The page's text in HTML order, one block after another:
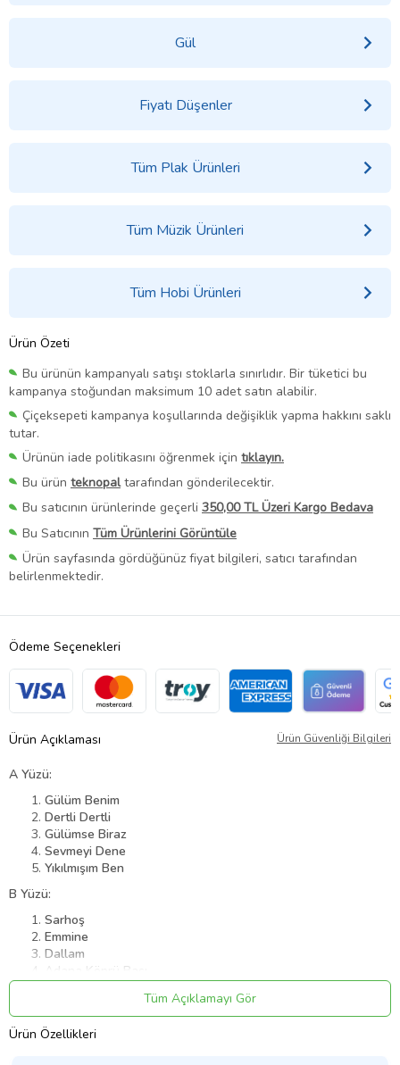
Gül
Fiyatı Düşenler
Tüm Plak Ürünleri
Tüm Müzik Ürünleri
Tüm Hobi Ürünleri
Ürün Özeti
Bu ürünün kampanyalı satışı stoklarla sınırlıdır. Bir tüketici bu
kampanya stoğundan maksimum 10 adet satın alabilir.
Çiçeksepeti kampanya koşullarında değişiklik yapma hakkını saklı
tutar.
Ürünün iade politikasını öğrenmek için tıklayın.
Bu ürün teknopaltarafından gönderilecektir.
Bu satıcının ürünlerinde geçerli 350,00 TL Üzeri Kargo Bedava
Bu Satıcının Tüm Ürünlerini Görüntüle
Ürün sayfasında gördüğünüz fiyat bilgileri, satıcı tarafından
belirlenmektedir.
Ödeme Seçenekleri
Ürün Açıklaması Ürün Güvenliği Bilgileri
A Yüzü:
Gülüm Benim
Dertli Dertli
Gülümse Biraz
Sevmeyi Dene
Yıkılmışım Ben
B Yüzü:
Sarhoş
Emmine
Dallam
Adana Köprü Başı
Ürün Kodu:kcm6856973
Tüm Açıklamayı Gör
Ürün Özellikleri